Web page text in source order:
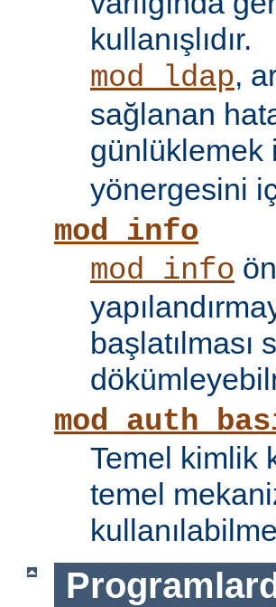
kullanışlıdır.
mod_ldap,
sağlanan
günlüklemek
yönergesini
mod_info
mod_info
başlatılması
Temel kimlik
temel